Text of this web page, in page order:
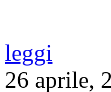
leggi
26 aprile,